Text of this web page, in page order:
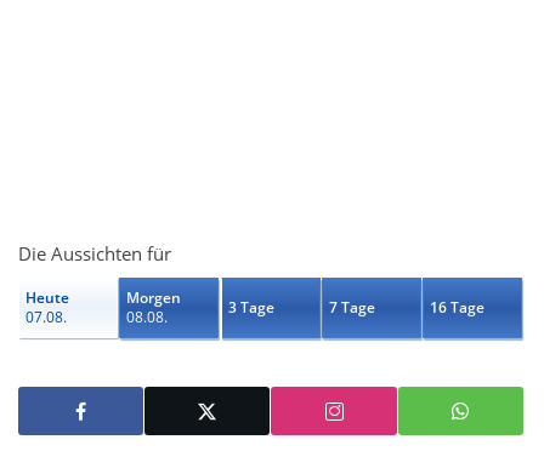
Die Aussichten für
Heute
07.08.
Morgen
08.08.
3 Tage 7 Tage 16 Tage